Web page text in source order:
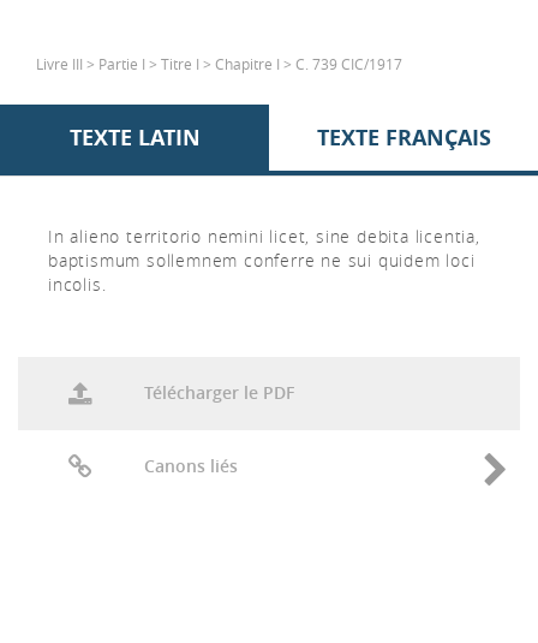
Livre III > Partie I > Titre I > Chapitre I > C. 739 CIC/1917
TEXTE LATIN TEXTE FRANÇAIS
In alieno territorio nemini licet, sine debita licentia,
baptismum sollemnem conferre ne sui quidem loci
incolis.
Télécharger le PDF
Canons liés